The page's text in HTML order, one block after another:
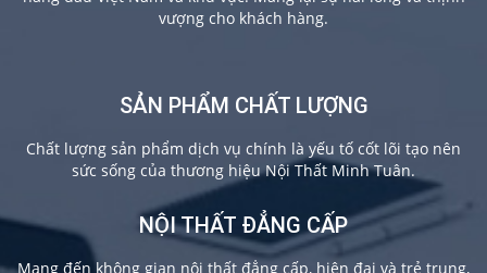
vượng cho khách hàng.
SẢN PHẨM CHẤT LƯỢNG
Chất lượng sản phẩm dịch vụ chính là yếu tố cốt lõi tạo nên
sức sống của thương hiệu Nội Thất Minh Tuân.
NỘI THẤT ĐẲNG CẤP
Mang đến không gian nội thất đẳng cấp, hiện đại và trẻ trung,